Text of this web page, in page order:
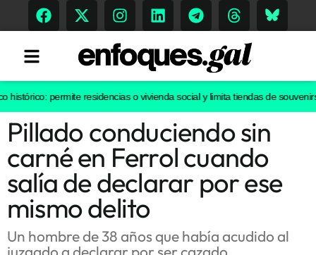
Tendencias
Memoria Histórica
Gastronomía
permite residencias o vivienda social y limita tiendas de souvenirs o
Pillado conduciendo sin
carné en Ferrol cuando
salía de declarar por ese
mismo delito
Un hombre de 38 años que había acudido al